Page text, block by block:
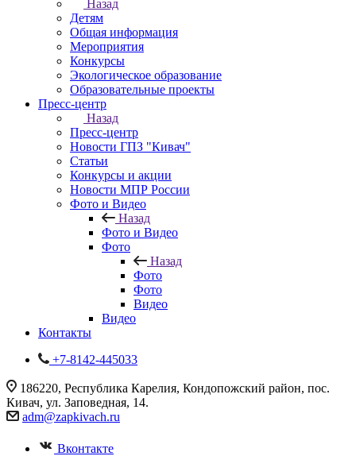
Назад
Детям
Общая информация
Мероприятия
Конкурсы
Экологическое образование
Образовательные проекты
Пресс-центр
Назад
Пресс-центр
Новости ГПЗ "Кивач"
Статьи
Конкурсы и акции
Новости МПР России
Фото и Видео
Назад
Фото и Видео
Фото
Назад
Фото
Фото
Видео
Видео
Контакты
+7-8142-445033
186220, Республика Карелия, Кондопожский район, пос.
Кивач, ул. Заповедная, 14.
adm@zapkivach.ru
Вконтакте